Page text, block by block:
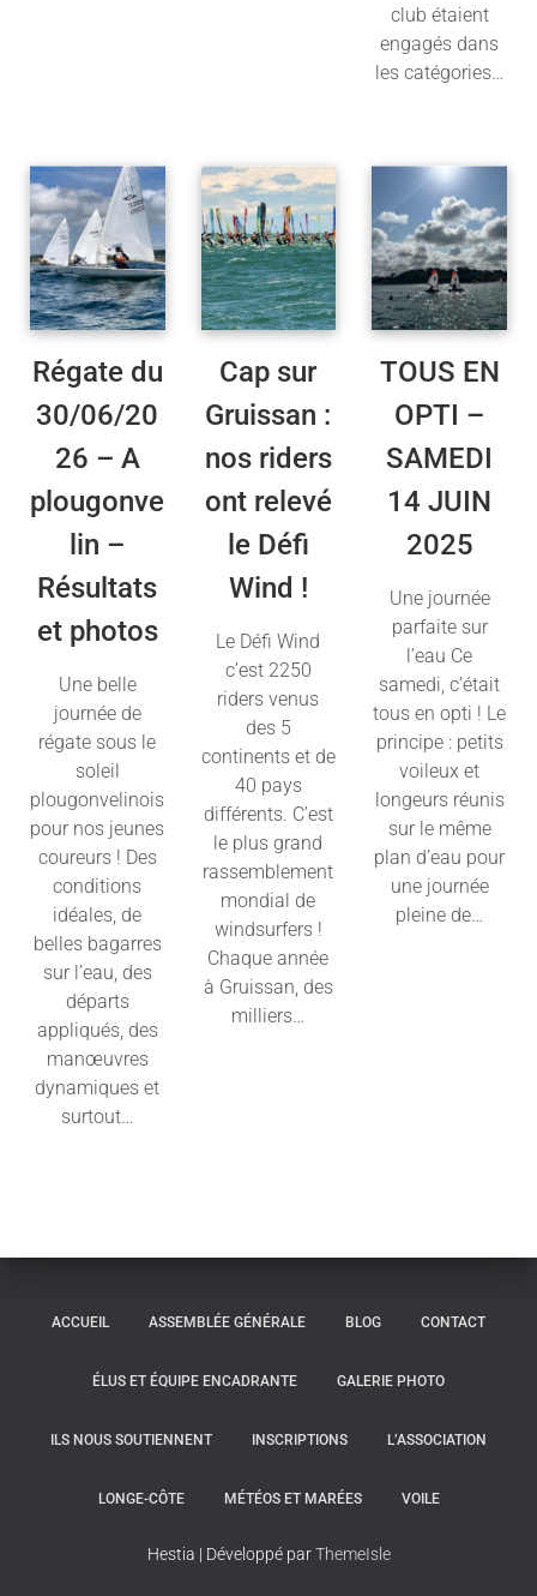
club étaient
engagés dans
les catégories…
Régate du
30/06/20
26 – A
plougonve
lin –
Résultats
et photos
Une belle
journée de
régate sous le
soleil
plougonvelinois
pour nos jeunes
coureurs ! Des
conditions
idéales, de
belles bagarres
sur l’eau, des
départs
appliqués, des
manœuvres
dynamiques et
surtout…
Cap sur
Gruissan :
nos riders
ont relevé
le Défi
Wind !
Le Défi Wind
c’est 2250
riders venus
des 5
continents et de
40 pays
différents. C’est
le plus grand
rassemblement
mondial de
windsurfers !
Chaque année
à Gruissan, des
milliers…
TOUS EN
OPTI –
SAMEDI
14 JUIN
2025
Une journée
parfaite sur
l’eau Ce
samedi, c’était
tous en opti ! Le
principe : petits
voileux et
longeurs réunis
sur le même
plan d’eau pour
une journée
pleine de…
ACCUEIL ASSEMBLÉE GÉNÉRALE BLOG CONTACT
ÉLUS ET ÉQUIPE ENCADRANTE GALERIE PHOTO
ILS NOUS SOUTIENNENT INSCRIPTIONS L’ASSOCIATION
LONGE-CÔTE MÉTÉOS ET MARÉES VOILE
Hestia | Développé parThemeIsle